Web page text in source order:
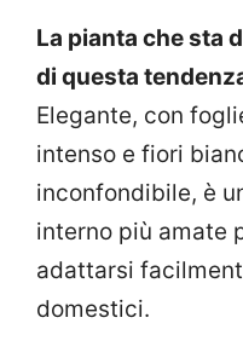
La pianta che sta
di questa
Elegante, con
intenso e fiori
inconfondibile, è
interno più amate
adattarsi
domestici.